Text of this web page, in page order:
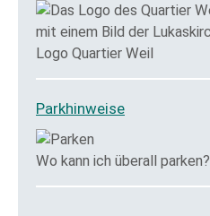
Logo Quartier Weil
Parkhinweise
Wo kann ich überall parken?